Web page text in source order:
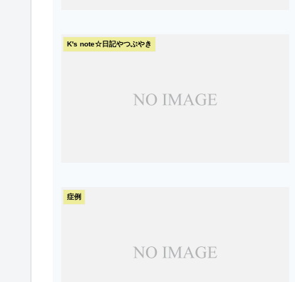
K's note☆日記やつぶやき
症例